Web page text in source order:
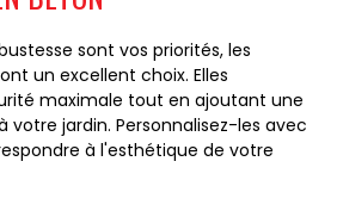
sont vos priorités, les
un excellent choix. Elles
maximale tout en ajoutant une
jardin. Personnalisez-les avec
à l'esthétique de votre